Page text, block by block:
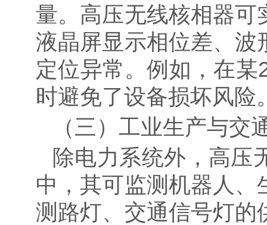
量。高压无线核相器可
液晶屏显示相位差、波
定位异常。例如，在某
时避免了设备损坏风险
（三）工业生产与交
除电力系统外，高压
中，其可监测机器人
测路灯、交通信号灯的